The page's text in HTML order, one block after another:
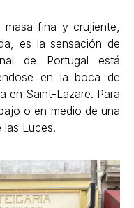
fina y crujiente,
es la sensación de
de Portugal está
en la boca de
en Saint-Lazare. Para
o en medio de una
las Luces.